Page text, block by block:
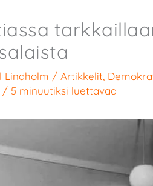
Lindholm / Artikkelit
/ 5 minuutiksi luettavaa